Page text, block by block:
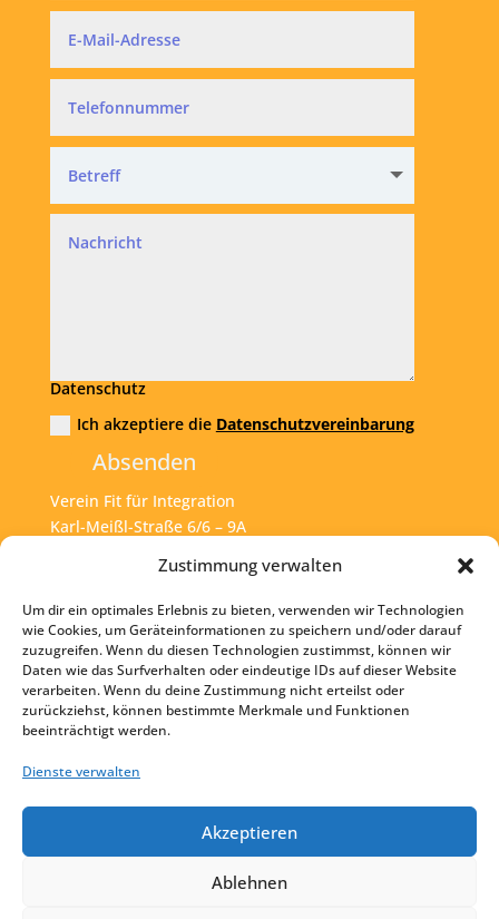
Zustimmung verwalten
Um dir ein optimales Erlebnis zu bieten, verwenden wir Technologien
wie Cookies, um Geräteinformationen zu speichern und/oder darauf
zuzugreifen. Wenn du diesen Technologien zustimmst, können wir
Daten wie das Surfverhalten oder eindeutige IDs auf dieser Website
verarbeiten. Wenn du deine Zustimmung nicht erteilst oder
zurückziehst, können bestimmte Merkmale und Funktionen
beeinträchtigt werden.
Dienste verwalten
Akzeptieren
Ablehnen
Datenschutz
Ich akzeptiere die Datenschutzvereinbarung
Absenden
Verein Fit für Integration
Karl-Meißl-Straße 6/6 – 9A
Tel:+43 1 925 77 46
Mail: office@fit4int.at
Startseite
Kontakt
Impressum